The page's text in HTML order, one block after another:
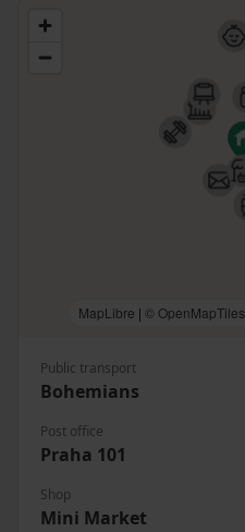
MapLibre | © OpenMapTiles
Public transport
Bohemians
Post office
Praha 101
Shop
Mini Market